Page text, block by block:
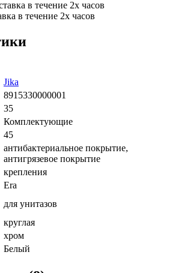
в течение 2х часов
Jika
8915330000001
35
Комплектующие
45
антибактериальное покрытие,
антигрязевое покрытие
крепления
Era
для унитазов
круглая
хром
Белый